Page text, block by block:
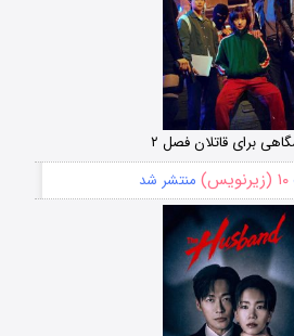
برای قاتلان فصل ۲
۱۰ (زیرنویس) منتشر شد